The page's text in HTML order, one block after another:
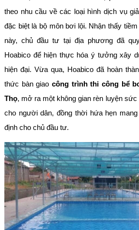
theo nhu cầu về các loại hình dịch vụ
đặc biệt là bộ môn bơi lội. Nhận thấy
này, chủ đầu tư tại địa phương đã
Hoabico để hiện thực hóa ý tưởng xây
hiện đại. Vừa qua, Hoabico đã hoàn
thức bàn giao công trình thi công bể
Thọ, mở ra một không gian rèn luyện
cho người dân, đồng thời hứa hẹn
định cho chủ đầu tư.